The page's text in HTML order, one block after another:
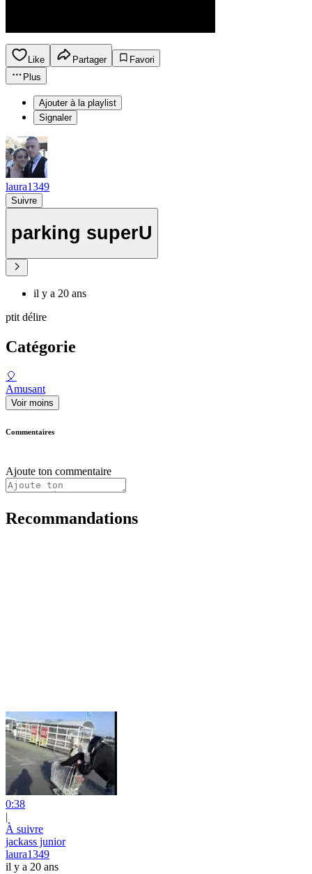
Like Partager
Favori
Plus
Ajouter à la playlist
Signaler
laura1349
Suivre
parking superU
il y a 20 ans
ptit délire
Catégorie
🎈
Amusant
Voir moins
Commentaires
Ajoute ton commentaire
Recommandations
0:38
|
À suivre
jackass junior
laura1349
il y a 20 ans